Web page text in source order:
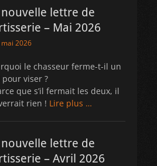
nouvelle lettre de
– Mai 2026
2026
le chasseur ferme-t-il un
pour viser ?
que s’il fermait les deux, il
rien ! Lire plus …
nouvelle lettre de
– Avril 2026